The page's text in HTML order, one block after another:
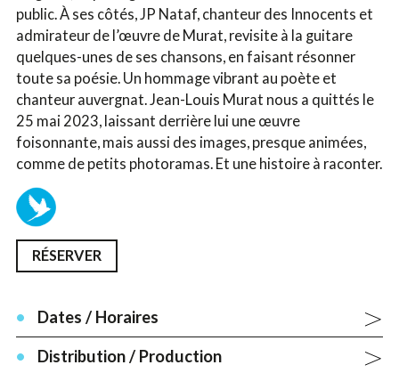
public. À ses côtés, JP Nataf, chanteur des Innocents et
admirateur de l’œuvre de Murat, revisite à la guitare
quelques-unes de ses chansons, en faisant résonner
toute sa poésie. Un hommage vibrant au poète et
chanteur auvergnat. Jean-Louis Murat nous a quittés le
25 mai 2023, laissant derrière lui une œuvre
foisonnante, mais aussi des images, presque animées,
comme de petits photoramas. Et une histoire à raconter.
RÉSERVER
Dates / Horaires
Distribution / Production